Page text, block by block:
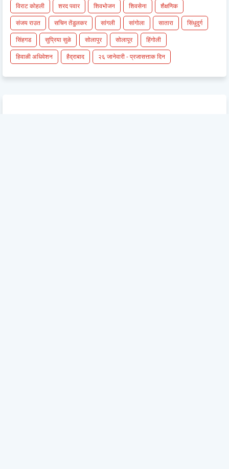
विराट कोहली
शरद पवार शिवभोजन शिवसेना
शैक्षणिक
संजय राउत
सचिन तेंडुलकर सांगली सांगोला सातारा
सिंधुदुर्ग
सिंहगड
सुप्रिया सुळे सोलापुर सोलापूर
हिंगोली
हिवाळी अधिवेशन
हैद्राबाद २६ जानेवारी - प्रजासत्ताक दिन